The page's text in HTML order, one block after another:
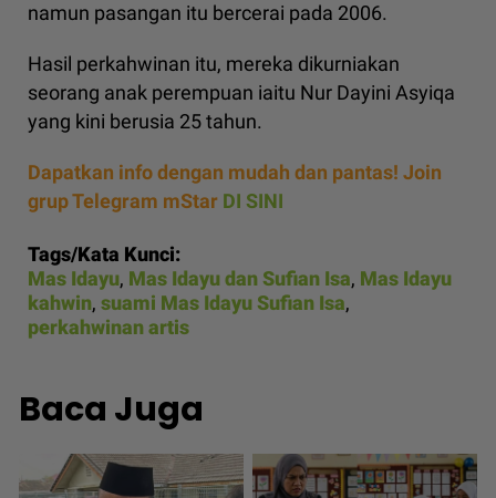
namun pasangan itu bercerai pada 2006.
Hasil perkahwinan itu, mereka dikurniakan
seorang anak perempuan iaitu Nur Dayini Asyiqa
yang kini berusia 25 tahun.
Dapatkan info dengan mudah dan pantas! Join
grup Telegram mStar DI SINI
Tags/Kata Kunci:
Mas Idayu, Mas Idayu dan Sufian Isa, Mas Idayu
kahwin, suami Mas Idayu Sufian Isa,
perkahwinan artis
Baca Juga